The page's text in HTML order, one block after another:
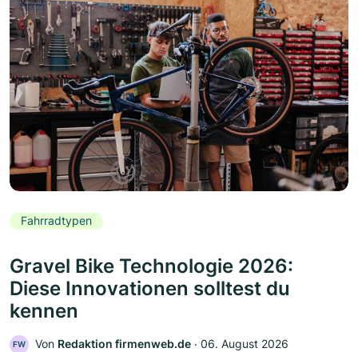
Fahrradtypen
Gravel Bike Technologie 2026:
Diese Innovationen solltest du
kennen
FW Von Redaktion firmenweb.de ‧ 06. August 2026